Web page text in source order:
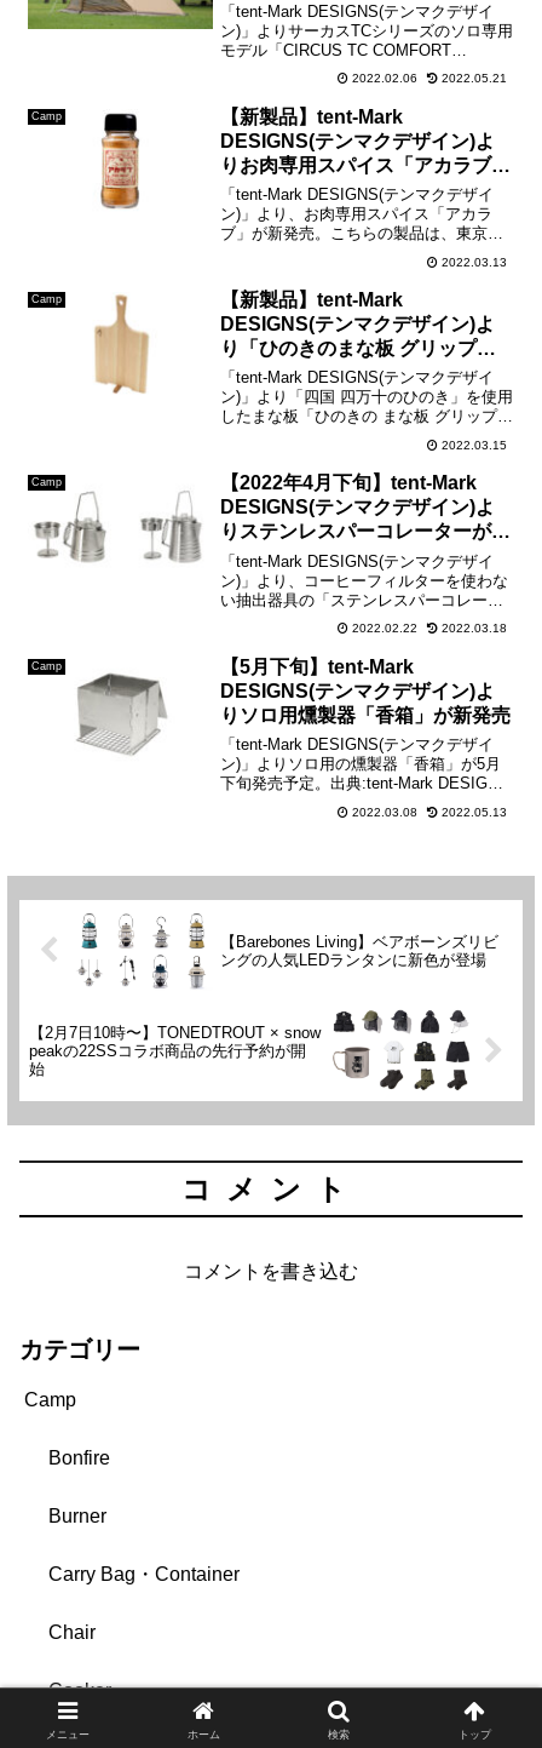
「tent-Mark DESIGNS(テンマクデザイ
ン)」よりサーカスTCシリーズのソロ専用
モデル「CIRCUS TC COMFORT
SOLO(サーカスTC コンフォートソロ)」
が2022年5月17日(火)より販売開始。サー
カスTCシリー...
2022.02.06 2022.05.21
Camp
【新製品】tent-Mark
DESIGNS(テンマクデザイン)よ
りお肉専用スパイス「アカラブ」
が新登場
「tent-Mark DESIGNS(テンマクデザイ
ン)」より、お肉専用スパイス「アカラ
ブ」が新発売。こちらの製品は、東京水
道橋 cafe&bar BASECAMPオーナー A-
suke監修となっていて一番のおすすめは
「ハンバーグ」、アカラ...
2022.03.13
Camp
【新製品】tent-Mark
DESIGNS(テンマクデザイン)よ
り「ひのきのまな板 グリップ付
き」が新発売
「tent-Mark DESIGNS(テンマクデザイ
ン)」より「四国 四万十のひのき」を使用
したまな板「ひのきの まな板 グリップ付
き」が新発売。出典:tent-Mark DESIGNS
ひのき自体に抗菌抗カビ作用があり水に
強く黒ずみにくいの...
2022.03.15
Camp
【2022年4月下旬】tent-Mark
DESIGNS(テンマクデザイン)よ
りステンレスパーコレーターが新
発売
「tent-Mark DESIGNS(テンマクデザイ
ン)」より、コーヒーフィルターを使わな
い抽出器具の「ステンレスパーコレータ
ー」1.0Lと2.0Lの2サイズが2022年4月下
旬に新発売。本体は耐久性に優れ衛生的
なステンレス製、ツマミはガラ...
2022.02.22 2022.03.18
Camp
【5月下旬】tent-Mark
DESIGNS(テンマクデザイン)よ
りソロ用燻製器「香箱」が新発売
「tent-Mark DESIGNS(テンマクデザイ
ン)」よりソロ用の燻製器「香箱」が5月
下旬発売予定。出典:tent-Mark DESIGNS
ソロキャンプに最適なコンパクトスモー
カーとなっていて、組立も簡単で広げて
2022.03.08 2022.05.13
【Barebones Living】ベアボーンズリビ
ングの人気LEDランタンに新色が登場
【2月7日10時〜】TONEDTROUT × snow
peakの22SSコラボ商品の先行予約が開
始
コメント
コメントを書き込む
カテゴリー
Camp
Bonfire
Burner
Carry Bag・Container
Chair
Cooker
メニュー ホーム 検索 トップ